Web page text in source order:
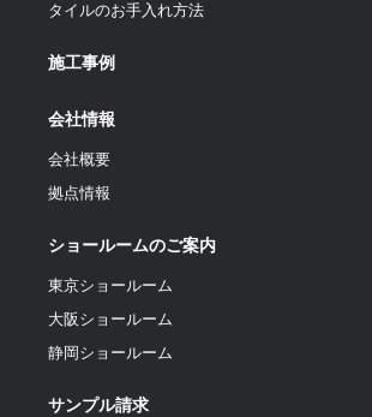
タイルのお手入れ方法
施工事例
会社情報
会社概要
拠点情報
ショールームのご案内
東京ショールーム
大阪ショールーム
静岡ショールーム
サンプル請求